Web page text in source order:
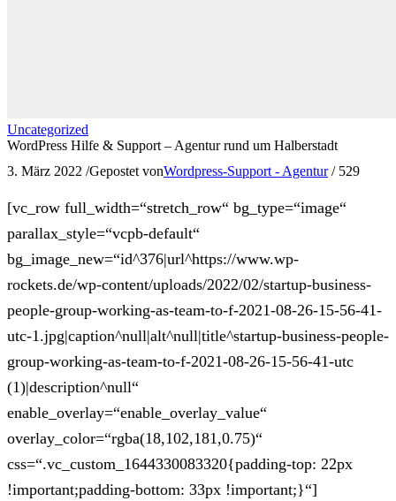
Uncategorized
WordPress Hilfe & Support – Agentur rund um Halberstadt
3. März 2022 /Gepostet vonWordpress-Support - Agentur / 529
[vc_row full_width=“stretch_row“ bg_type=“image“
parallax_style=“vcpb-default“
bg_image_new=“id^376|url^https://www.wp-
rockets.de/wp-content/uploads/2022/02/startup-business-
people-group-working-as-team-to-f-2021-08-26-15-56-41-
utc-1.jpg|caption^null|alt^null|title^startup-business-people-
group-working-as-team-to-f-2021-08-26-15-56-41-utc
(1)|description^null“
enable_overlay=“enable_overlay_value“
overlay_color=“rgba(18,102,181,0.75)“
css=“.vc_custom_1644330083320{padding-top: 22px
!important;padding-bottom: 33px !important;}“]